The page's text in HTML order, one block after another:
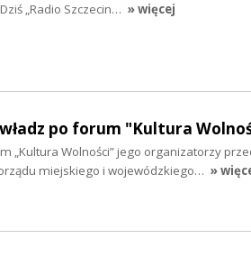
„Radio Szczecin… » więcej
po forum "Kultura
„Kultura Wolności” jego organizatorzy
miejskiego i wojewódzkiego… »